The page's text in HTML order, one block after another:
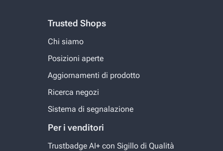
Trusted Shops
Chi siamo
Posizioni aperte
Aggiornamenti di prodotto
Ricerca negozi
Sistema di segnalazione
Per i venditori
Trustbadge AI+ con Sigillo di Qualità